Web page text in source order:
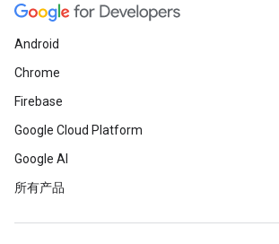
Android
Chrome
Firebase
Google Cloud Platform
Google AI
所有产品